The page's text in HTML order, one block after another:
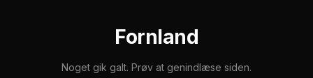
Fornland
Noget gik galt. Prøv at genindlæse siden.